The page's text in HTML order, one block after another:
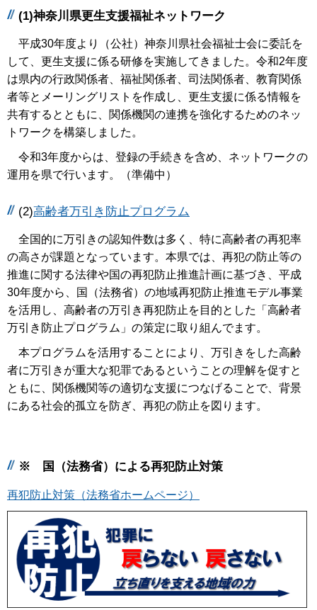
(1)神奈川県更生支援福祉ネットワーク
平成30年度より（公社）神奈川県社会福祉士会に委託を
して、更生支援に係る研修を実施してきました。令和2年度
は県内の行政関係者、福祉関係者、司法関係者、教育関係
者等とメーリングリストを作成し、更生支援に係る情報を
共有するとともに、関係機関の連携を強化するためのネッ
トワークを構築しました。
令和3年度からは、登録の手続きを含め、ネットワークの
運用を県で行います。（準備中）
(2)高齢者万引き防止プログラム
全国的に万引きの認知件数は多く、特に高齢者の再犯率
の高さが課題となっています。本県では、再犯の防止等の
推進に関する法律や国の再犯防止推進計画に基づき、平成
30年度から、国（法務省）の地域再犯防止推進モデル事業
を活用し、高齢者の万引き再犯防止を目的とした「高齢者
万引き防止プログラム」の策定に取り組んでます。
本プログラムを活用することにより、万引きをした高齢
者に万引きが重大な犯罪であるということの理解を促すと
ともに、関係機関等の適切な支援につなげることで、背景
にある社会的孤立を防ぎ、再犯の防止を図ります。
※ 国（法務省）による再犯防止対策
再犯防止対策（法務省ホームページ）